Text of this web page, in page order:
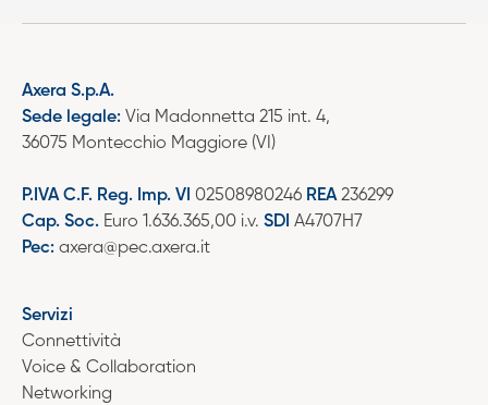
Axera S.p.A.
Sede legale: Via Madonnetta 215 int. 4,
36075 Montecchio Maggiore (VI)
P.IVA C.F. Reg. Imp. VI 02508980246 REA236299
Cap. Soc. Euro 1.636.365,00 i.v. SDI A4707H7
Pec: axera@pec.axera.it
Servizi
Connettività
Voice & Collaboration
Networking